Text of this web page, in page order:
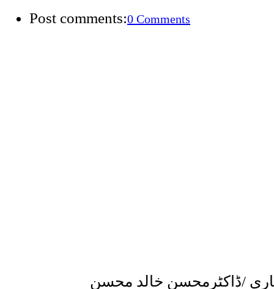
Post comments:0 Comments
/ڈاکٹرمحسن خالد محسن